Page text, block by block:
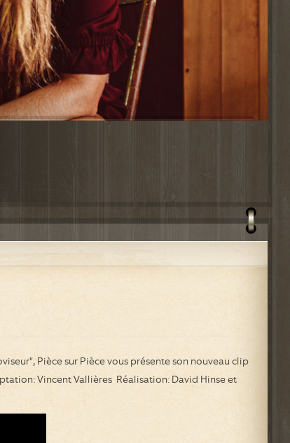
Pièce sur Pièce vous présente son nouveau clip
Vincent Vallières Réalisation: David Hinse et